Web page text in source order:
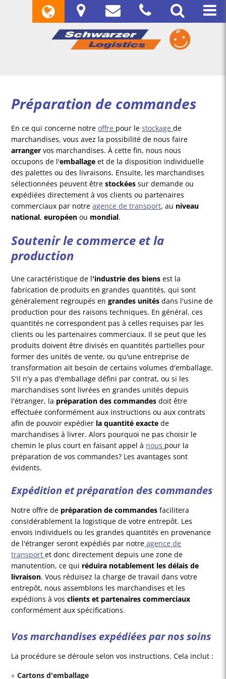
Préparation de commandes
En ce qui concerne notreoffre pour lestockagede
marchandises, vous avez la possibilité de nous faire
arrangervos marchandises. À cette fin, nous nous
occupons de l'emballage et de la disposition individuelle
des palettes ou des livraisons. Ensuite, les marchandises
sélectionnées peuvent êtrestockéessur demande ou
expédiées directement à vos clients ou partenaires
commerciaux par notreagence de transport, au niveau
national,européenou mondial.
Soutenir le commerce et la
production
Une caractéristique de l'industrie des biens est la
fabrication de produits en grandes quantités, qui sont
généralement regroupés engrandes unités dans l'usine de
production pour des raisons techniques. En général, ces
quantités ne correspondent pas à celles requises par les
clients ou les partenaires commerciaux. Il se peut que les
produits doivent être divisés en quantités partielles pour
former des unités de vente, ou qu'une entreprise de
transformation ait besoin de certains volumes d'emballage.
S'il n'y a pas d'emballage défini par contrat, ou si les
marchandises sont livrées en grandes unités depuis
l'étranger, la préparation des commandesdoit être
effectuée conformément aux instructions ou aux contrats
afin de pouvoir expédier la quantité exacte de
marchandises à livrer. Alors pourquoi ne pas choisir le
chemin le plus court en faisant appel à nous pour la
préparation de vos commandes? Les avantages sont
évidents.
Expédition et préparation des commandes
Notre offre de préparation de commandesfacilitera
considérablement la logistique de votre entrepôt. Les
envois individuels ou les grandes quantités en provenance
de l'étranger seront expédiés par notre agence de
transportet donc directement depuis une zone de
manutention, ce qui réduira notablement les délais de
livraison. Vous réduisez la charge de travail dans votre
entrepôt, nous assemblons les marchandises et les
expédions à vosclients et partenaires commerciaux
conformément aux spécifications.
Vos marchandises expédiées par nos soins
La procédure se déroule selon vos instructions. Cela inclut :
Cartons d'emballage